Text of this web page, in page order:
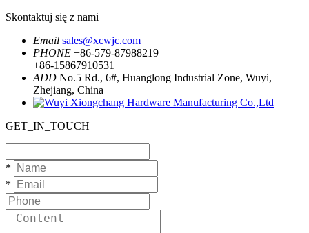
Skontaktuj się z nami
Email sales@xcwjc.com
PHONE +86-579-87988219
+86-15867910531
ADD No.5 Rd., 6#, Huanglong Industrial Zone, Wuyi,
Zhejiang, China
GET_IN_TOUCH
*
*